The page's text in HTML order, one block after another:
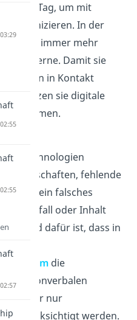
jeden Tag, um mit
kommunizieren. In der
arbeiten immer mehr
der Ferne. Damit sie
anderen in Kontakt
nutzen sie digitale
Botschaften, fehlende
oder ein falsches
von Tonfall oder Inhalt
Grund dafür ist, dass in
die
und nonverbalen
oder nur
berücksichtigt werden.